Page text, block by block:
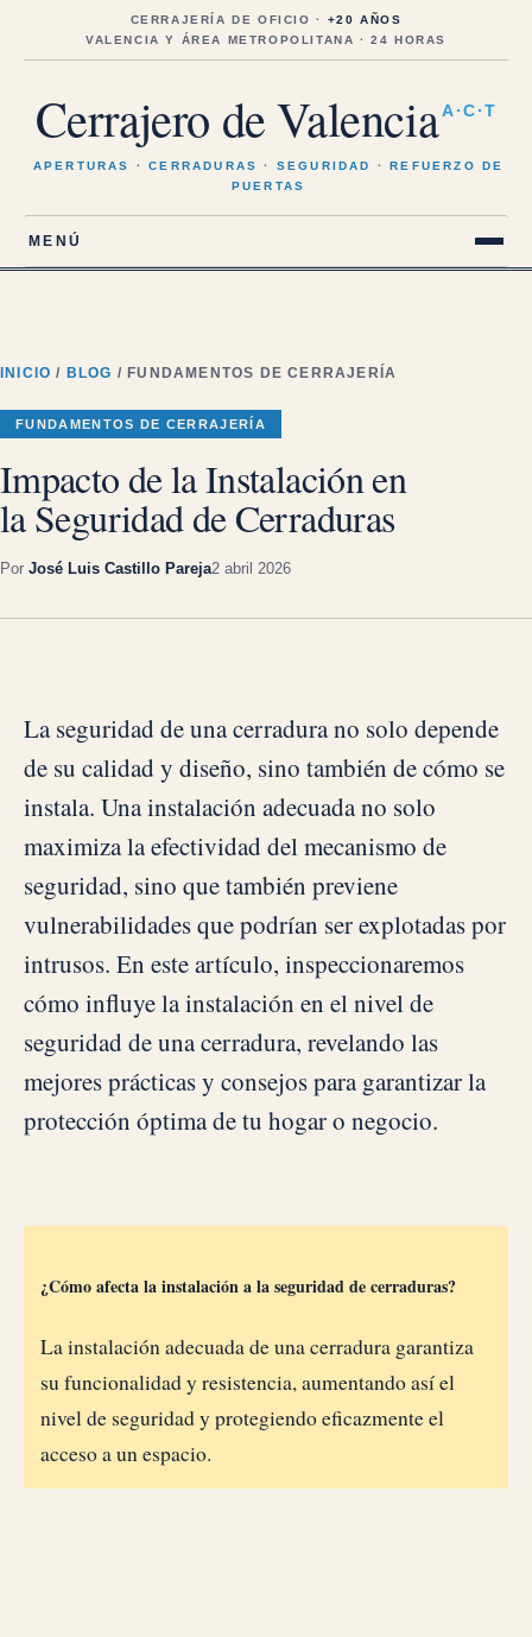
CERRAJERÍA DE OFICIO · +20 AÑOS
VALENCIA Y ÁREA METROPOLITANA · 24 HORAS
Cerrajero de Valencia A·C·T
APERTURAS · CERRADURAS · SEGURIDAD · REFUERZO DE
PUERTAS
MENÚ
INICIO / BLOG / FUNDAMENTOS DE CERRAJERÍA
FUNDAMENTOS DE CERRAJERÍA
Impacto de la Instalación en
la Seguridad de Cerraduras
Por José Luis Castillo Pareja2 abril 2026
La seguridad de una cerradura no solo depende
de su calidad y diseño, sino también de cómo se
instala. Una instalación adecuada no solo
maximiza la efectividad del mecanismo de
seguridad, sino que también previene
vulnerabilidades que podrían ser explotadas por
intrusos. En este artículo, inspeccionaremos
cómo influye la instalación en el nivel de
seguridad de una cerradura, revelando las
mejores prácticas y consejos para garantizar la
protección óptima de tu hogar o negocio.
¿Cómo afecta la instalación a la seguridad de cerraduras?
La instalación adecuada de una cerradura garantiza
su funcionalidad y resistencia, aumentando así el
nivel de seguridad y protegiendo eficazmente el
acceso a un espacio.